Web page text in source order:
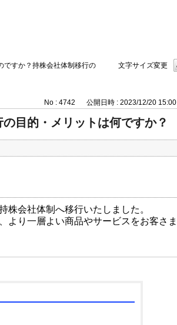
文字サイズ変更
ですか？持株会社体制移行の
No : 4742 公開日時 : 2023/12/20 15:00
目的・メリットは何ですか？
株会社体制へ移行いたしました。
より一層よい商品やサービスをお客さま